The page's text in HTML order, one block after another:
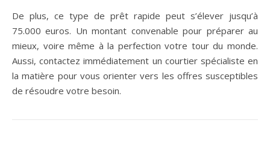
De plus, ce type de prêt rapide peut s’élever jusqu’à
75.000 euros. Un montant convenable pour préparer au
mieux, voire même à la perfection votre tour du monde.
Aussi, contactez immédiatement un courtier spécialiste en
la matière pour vous orienter vers les offres susceptibles
de résoudre votre besoin.